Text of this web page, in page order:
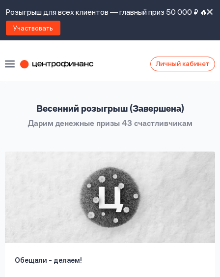
Розыгрыш для всех клиентов — главный приз 50 000 ₽ 🔥
Участвовать
Личный кабинет
Весенний розыгрыш (Завершена)
Дарим денежные призы 43 счастливчикам
Обещали - делаем!
контакты
ознакомлен
правилами